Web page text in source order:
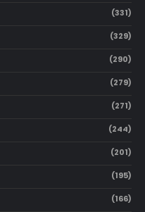
(331)
(329)
(290)
(279)
(271)
(244)
(201)
(195)
(166)